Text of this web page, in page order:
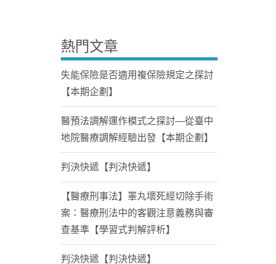
熱門文章
失能保險是否適用複保險規定之探討
【本期企劃】
醫預法調解運作模式之探討—從臺中
地院醫療調解經驗出發【本期企劃】
判決快遞【判決快遞】
【醫療刑事法】睪丸壞死經切除手術
案：醫療刑法中的客觀注意義務與審
查基準【學習式判解評析】
判決快遞【判決快遞】